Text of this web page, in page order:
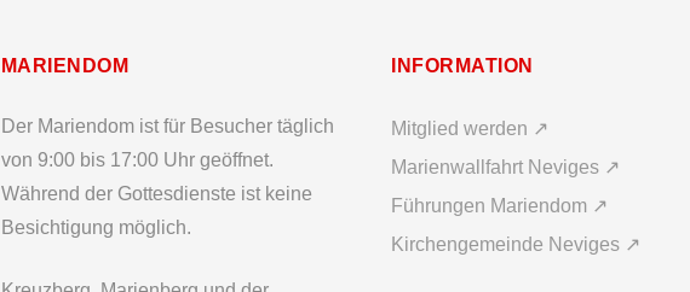
MARIENDOM
Der Mariendom ist für Besucher täglich
von 9:00 bis 17:00 Uhr geöffnet.
Während der Gottesdienste ist keine
Besichtigung möglich.
INFORMATION
Mitglied werden ↗
Marienwallfahrt Neviges ↗
Führungen Mariendom ↗
Kirchengemeinde Neviges ↗